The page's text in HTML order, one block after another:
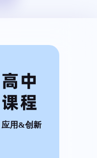
高中
课程
应用&创新